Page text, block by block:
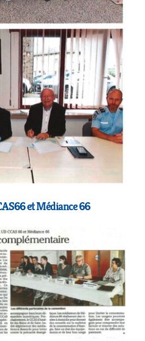
et Médiance 66